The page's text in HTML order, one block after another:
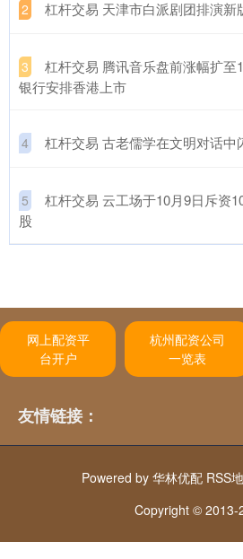
2 杠杆交易 天津市白派剧团排演新
3
杠杆交易 腾讯音乐盘前涨幅扩至
银行安排香港上市
4 杠杆交易 古老儒学在文明对话中
5
杠杆交易 云工场于10月9日斥资
股
网上配资平
台开户
杭州配资公司
一览表
友情链接：
Powered by 华林优配 RSS
Copyright © 2013-